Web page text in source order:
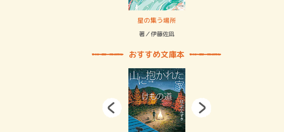
星の集う場所
著／伊藤佐凪
おすすめ文庫本